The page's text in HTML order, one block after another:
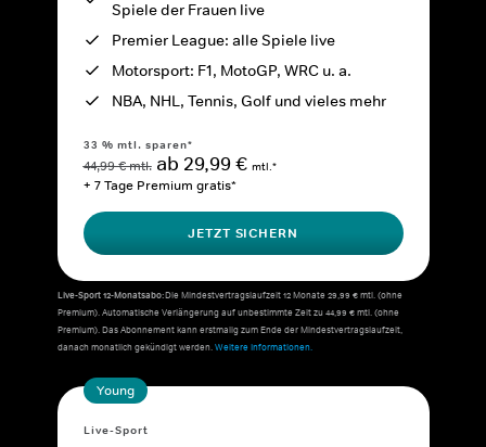
Spiele der Frauen live
Premier League: alle Spiele live
Motorsport: F1, MotoGP, WRC u. a.
NBA, NHL, Tennis, Golf und vieles mehr
33 % mtl. sparen*
44,99 € mtl. ab 29,99 € mtl.*
+ 7 Tage Premium gratis*
JETZT SICHERN
Live-Sport 12-Monatsabo:Die Mindestvertragslaufzeit 12 Monate 29,99 € mtl. (ohne
Premium). Automatische Verlängerung auf unbestimmte Zeit zu 44,99 € mtl. (ohne
Premium). Das Abonnement kann erstmalig zum Ende der Mindestvertragslaufzeit,
danach monatlich gekündigt werden.Weitere Informationen.
Young
Live-Sport